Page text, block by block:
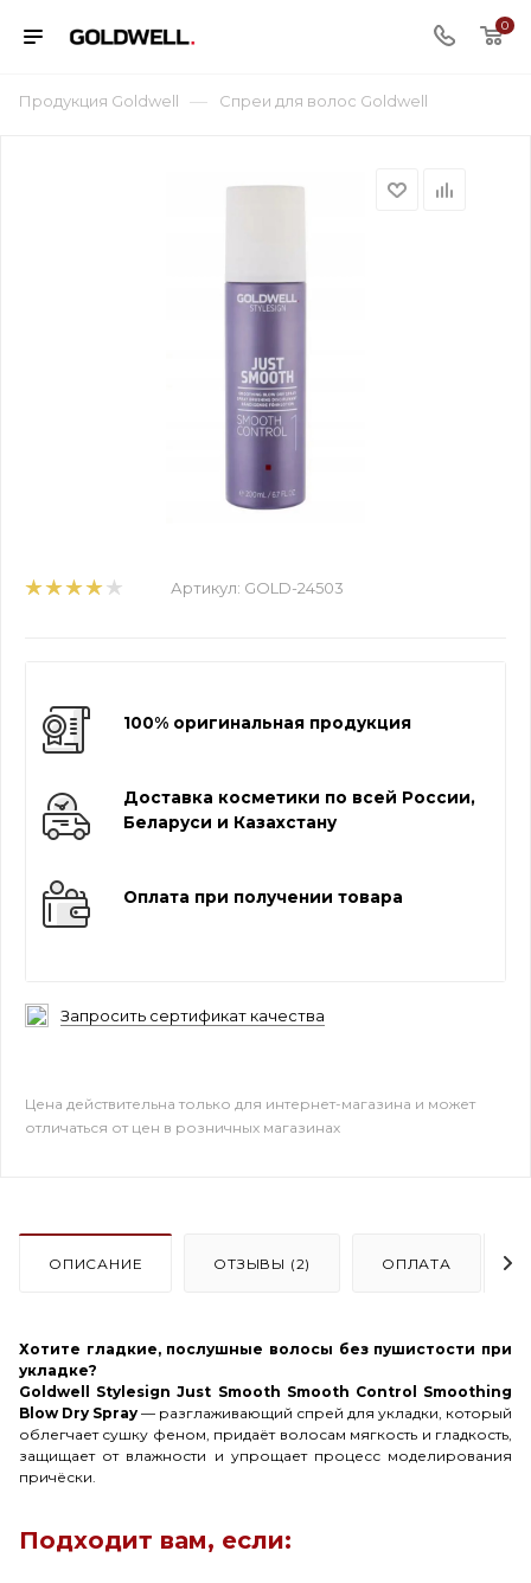
0
Продукция Goldwell — Спреи для волос Goldwell
Артикул: GOLD-24503
100% оригинальная продукция
Доставка косметики по всей России,
Беларуси и Казахстану
Оплата при получении товара
Запросить сертификат качества
Цена действительна только для интернет-магазина и может
отличаться от цен в розничных магазинах
ОПИСАНИЕ ОТЗЫВЫ (2) ОПЛАТА
Хотите гладкие, послушные волосы без пушистости при
укладке?
Goldwell Stylesign Just Smooth Smooth Control Smoothing
Blow Dry Spray — разглаживающий спрей для укладки, который
облегчает сушку феном, придаёт волосам мягкость и гладкость,
защищает от влажности и упрощает процесс моделирования
причёски.
Подходит вам, если: